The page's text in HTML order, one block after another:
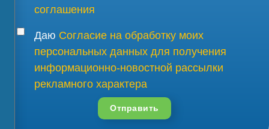
соглашения
Даю Согласие на обработку моих
персональных данных для получения
информационно-новостной рассылки
рекламного характера
Отправить